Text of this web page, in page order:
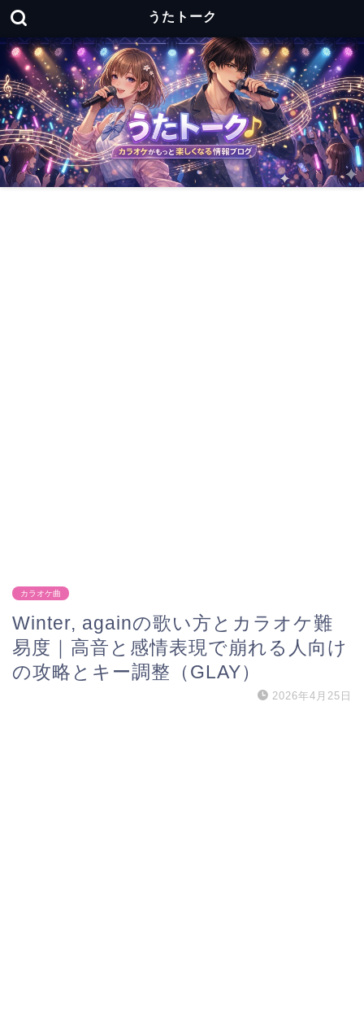
うたトーク
カラオケ曲
Winter, againの歌い方とカラオケ難
易度｜高音と感情表現で崩れる人向け
の攻略とキー調整（GLAY）
2026年4月25日